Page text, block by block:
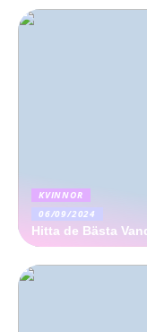
KVINNOR
06/09/2024
Hitta de Bästa